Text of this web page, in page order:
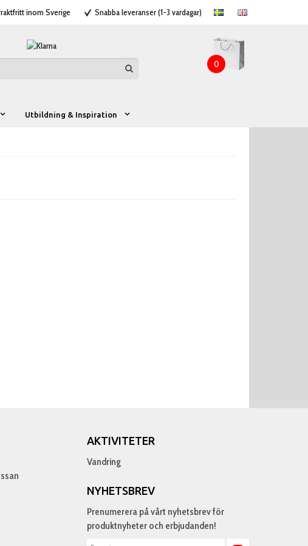
inom Sverige Snabba leveranser (1-3 vardagar)
0
Utbildning & Inspiration
AKTIVITETER
Vandring
NYHETSBREV
Prenumerera på vårt nyhetsbrev för
produktnyheter och erbjudanden!